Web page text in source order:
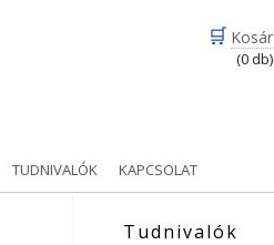
🛒 Kosár
(0 db)
TUDNIVALÓK KAPCSOLAT
Tudnivalók